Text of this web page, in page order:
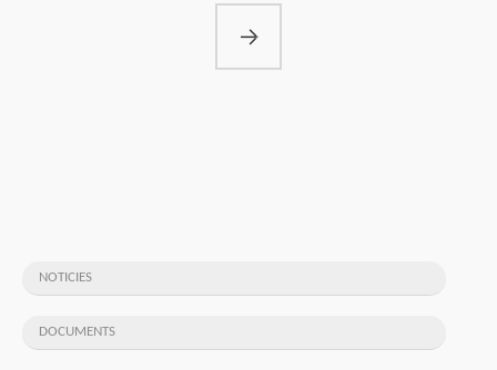
NOTICIES
DOCUMENTS